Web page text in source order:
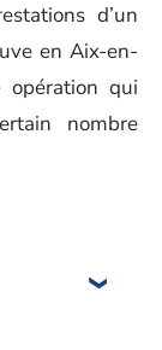
d’un
en Aix-en-
opération qui
nombre